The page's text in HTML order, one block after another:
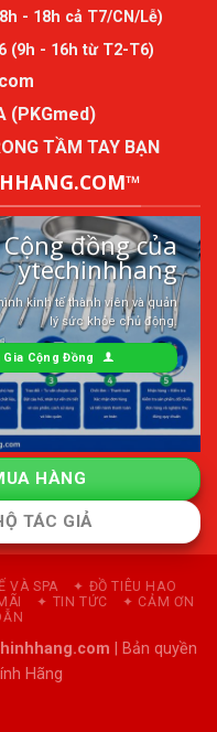
- 18h cả T7/CN/Lễ)
(9h - 16h từ T2-T6)
(PKGmed)
TẦM TAY BẠN
Cộng đồng của
ytechinhhang
kinh tế thành viên và quản
lý sức khỏe chủ động.
Gia Cộng Đồng
HÀNG
TÁC GIẢ
VÀ SPA
✦ ĐỒ TIÊU HAO
✦ TIN TỨC
✦ CẢM ƠN
| Bản quyền
Hãng